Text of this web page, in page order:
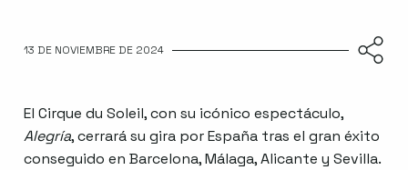
13 DE NOVIEMBRE DE 2024
El Cirque du Soleil, con su icónico espectáculo,
Alegría, cerrará su gira por España tras el gran éxito
conseguido en Barcelona, ​​Málaga, Alicante y Sevilla.